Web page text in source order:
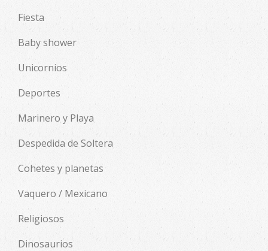
Fiesta
Baby shower
Unicornios
Deportes
Marinero y Playa
Despedida de Soltera
Cohetes y planetas
Vaquero / Mexicano
Religiosos
Dinosaurios